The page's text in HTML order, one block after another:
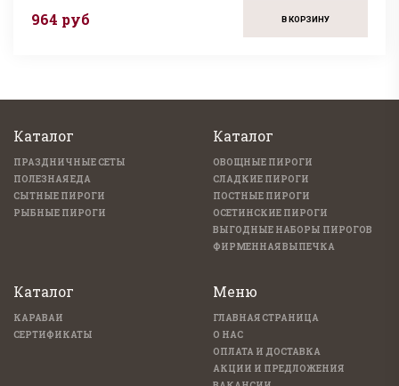
964 руб В КОРЗИНУ
Каталог
ПРАЗДНИЧНЫЕ СЕТЫ
ПОЛЕЗНАЯ ЕДА
СЫТНЫЕ ПИРОГИ
РЫБНЫЕ ПИРОГИ
Каталог
ОВОЩНЫЕ ПИРОГИ
СЛАДКИЕ ПИРОГИ
ПОСТНЫЕ ПИРОГИ
ОСЕТИНСКИЕ ПИРОГИ
ВЫГОДНЫЕ НАБОРЫ ПИРОГОВ
ФИРМЕННАЯ ВЫПЕЧКА
Каталог
КАРАВАИ
СЕРТИФИКАТЫ
Меню
ГЛАВНАЯ СТРАНИЦА
О НАС
ОПЛАТА И ДОСТАВКА
АКЦИИ И ПРЕДЛОЖЕНИЯ